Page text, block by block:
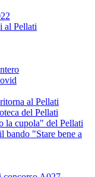
al Pellati
al Pellati
del Pellati
la cupola" del Pellati
"Stare bene a